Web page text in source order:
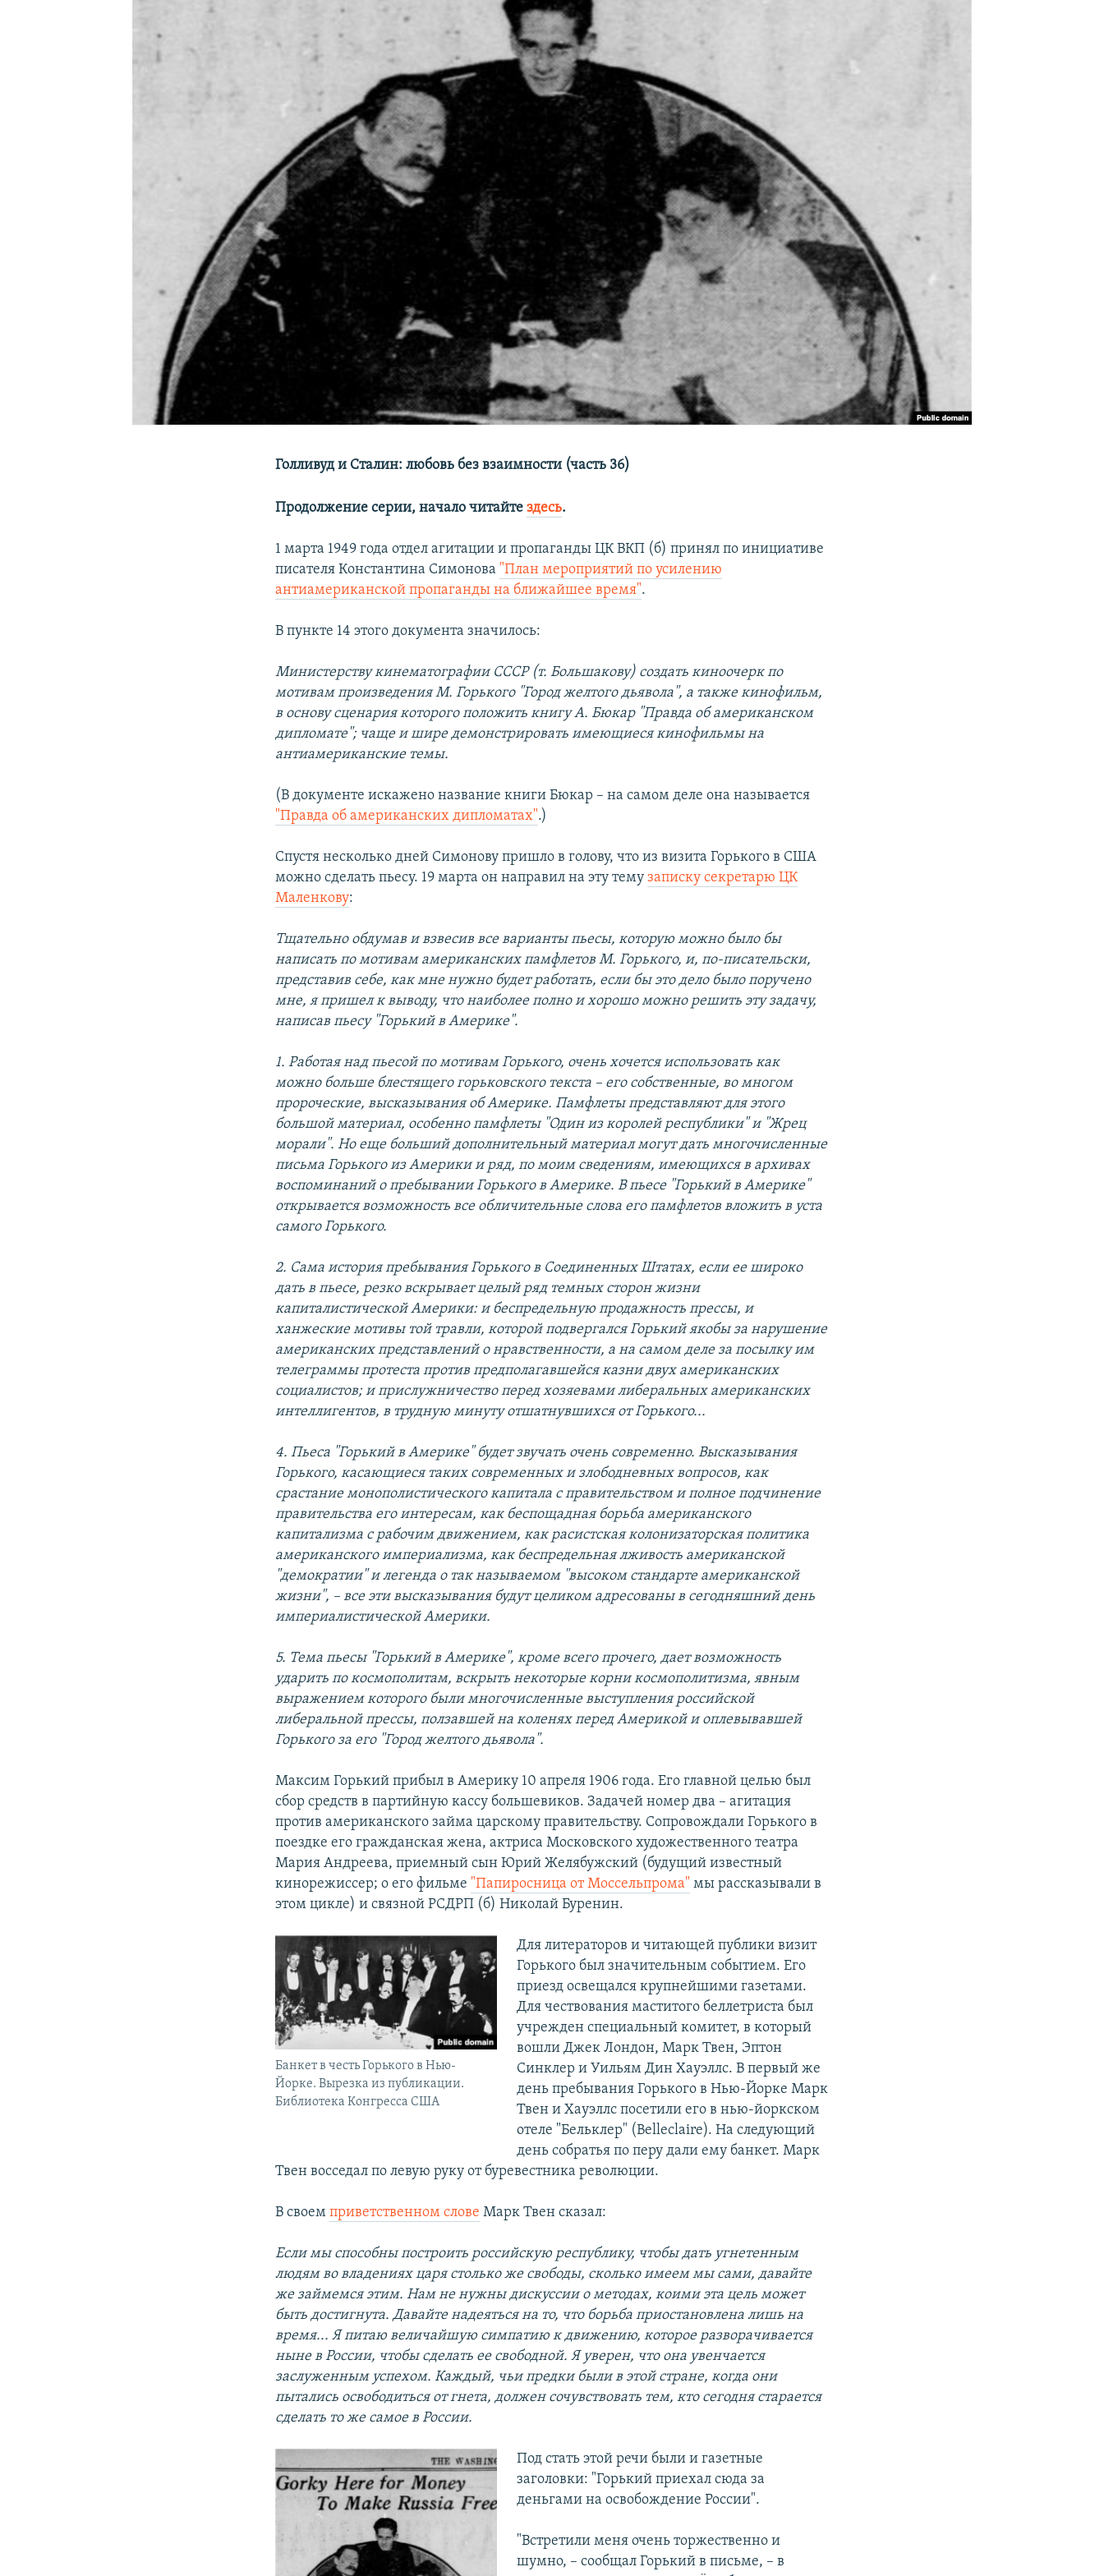
ПОДПИШИТЕСЬ НА РАССЫЛКУ
Голливуд и Сталин: любовь без взаимности (часть 36)
Продолжение серии, начало читайтездесь.
1 марта 1949 года отдел агитации и пропаганды ЦК ВКП (б) принял по инициативе
писателя Константина Симонова "План мероприятий по усилению
антиамериканской пропаганды на ближайшее время".
В пункте 14 этого документа значилось:
Министерству кинематографии СССР (т. Большакову) создать киноочерк по
мотивам произведения М. Горького "Город желтого дьявола", а также кинофильм,
в основу сценария которого положить книгу А. Бюкар "Правда об американском
дипломате"; чаще и шире демонстрировать имеющиеся кинофильмы на
антиамериканские темы.
(В документе искажено название книги Бюкар – на самом деле она называется
"Правда об американских дипломатах".)
Спустя несколько дней Симонову пришло в голову, что из визита Горького в США
можно сделать пьесу. 19 марта он направил на эту темузаписку секретарю ЦК
Маленкову:
Тщательно обдумав и взвесив все варианты пьесы, которую можно было бы
написать по мотивам американских памфлетов М. Горького, и, по-писательски,
представив себе, как мне нужно будет работать, если бы это дело было поручено
мне, я пришел к выводу, что наиболее полно и хорошо можно решить эту задачу,
написав пьесу "Горький в Америке".
1. Работая над пьесой по мотивам Горького, очень хочется использовать как
можно больше блестящего горьковского текста – его собственные, во многом
пророческие, высказывания об Америке. Памфлеты представляют для этого
большой материал, особенно памфлеты "Один из королей республики" и "Жрец
морали". Но еще больший дополнительный материал могут дать многочисленные
письма Горького из Америки и ряд, по моим сведениям, имеющихся в архивах
воспоминаний о пребывании Горького в Америке. В пьесе "Горький в Америке"
открывается возможность все обличительные слова его памфлетов вложить в уста
самого Горького.
2. Сама история пребывания Горького в Соединенных Штатах, если ее широко
дать в пьесе, резко вскрывает целый ряд темных сторон жизни
капиталистической Америки: и беспредельную продажность прессы, и
ханжеские мотивы той травли, которой подвергался Горький якобы за нарушение
американских представлений о нравственности, а на самом деле за посылку им
телеграммы протеста против предполагавшейся казни двух американских
социалистов; и прислужничество перед хозяевами либеральных американских
интеллигентов, в трудную минуту отшатнувшихся от Горького...
4. Пьеса "Горький в Америке" будет звучать очень современно. Высказывания
Горького, касающиеся таких современных и злободневных вопросов, как
срастание монополистического капитала с правительством и полное подчинение
правительства его интересам, как беспощадная борьба американского
капитализма с рабочим движением, как расистская колонизаторская политика
американского империализма, как беспредельная лживость американской
"демократии" и легенда о так называемом "высоком стандарте американской
жизни", – все эти высказывания будут целиком адресованы в сегодняшний день
империалистической Америки.
5. Тема пьесы "Горький в Америке", кроме всего прочего, дает возможность
ударить по космополитам, вскрыть некоторые корни космополитизма, явным
выражением которого были многочисленные выступления российской
либеральной прессы, ползавшей на коленях перед Америкой и оплевывавшей
Горького за его "Город желтого дьявола".
Максим Горький прибыл в Америку 10 апреля 1906 года. Его главной целью был
сбор средств в партийную кассу большевиков. Задачей номер два – агитация
против американского займа царскому правительству. Сопровождали Горького в
поездке его гражданская жена, актриса Московского художественного театра
Мария Андреева, приемный сын Юрий Желябужский (будущий известный
кинорежиссер; о его фильме "Папиросница от Моссельпрома" мы рассказывали в
этом цикле) и связной РСДРП (б) Николай Буренин.
Банкет в честь Горького в Нью-
Йорке. Вырезка из публикации.
Библиотека Конгресса США
Для литераторов и читающей публики визит
Горького был значительным событием. Его
приезд освещался крупнейшими газетами.
Для чествования маститого беллетриста был
учрежден специальный комитет, в который
вошли Джек Лондон, Марк Твен, Эптон
Синклер и Уильям Дин Хауэллс. В первый же
день пребывания Горького в Нью-Йорке Марк
Твен и Хауэллс посетили его в нью-йоркском
отеле "Бельклер" (Belleclaire). На следующий
день собратья по перу дали ему банкет. Марк
Твен восседал по левую руку от буревестника революции.
В своемприветственном слове Марк Твен сказал:
Если мы способны построить российскую республику, чтобы дать угнетенным
людям во владениях царя столько же свободы, сколько имеем мы сами, давайте
же займемся этим. Нам не нужны дискуссии о методах, коими эта цель может
быть достигнута. Давайте надеяться на то, что борьба приостановлена лишь на
время... Я питаю величайшую симпатию к движению, которое разворачивается
ныне в России, чтобы сделать ее свободной. Я уверен, что она увенчается
заслуженным успехом. Каждый, чьи предки были в этой стране, когда они
пытались освободиться от гнета, должен сочувствовать тем, кто сегодня старается
сделать то же самое в России.
Под стать этой речи были и газетные
заголовки: "Горький приехал сюда за
деньгами на освобождение России".
"Встретили меня очень торжественно и
шумно, – сообщал Горький в письме, – в